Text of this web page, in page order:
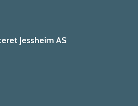
Jessheim AS